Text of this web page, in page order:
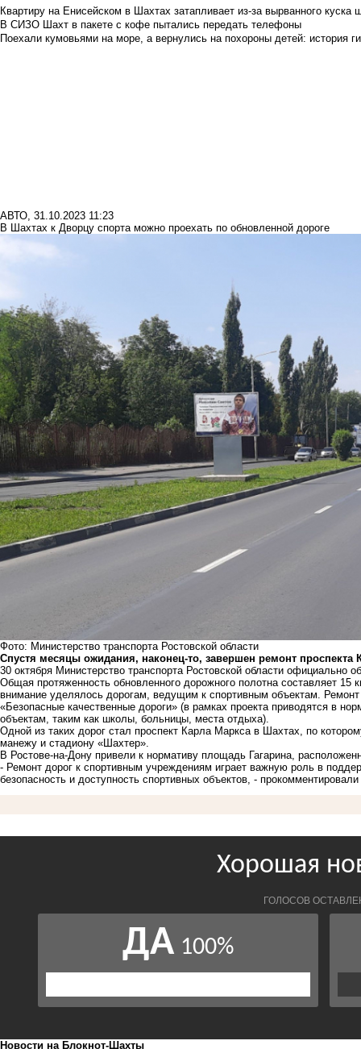
Квартиру на Енисейском в Шахтах затапливает из-за вырванного
В СИЗО Шахт в пакете с кофе пытались передать телефоны
Поехали кумовьями на море, а вернулись на похороны детей: история
АВТО, 31.10.2023 11:23
В Шахтах к Дворцу спорта можно проехать по обновленной дороге
Фото: Министерство транспорта Ростовской области
Спустя месяцы ожидания, наконец-то, завершен ремонт проспекта
30 октября Министерство транспорта Ростовской области официально
Общая протяженность обновленного дорожного полотна составляет 15
внимание уделялось дорогам, ведущим к спортивным объектам.
«Безопасные качественные дороги» (в рамках проекта приводятся в
объектам, таким как школы, больницы, места отдыха).
Одной из таких дорог стал проспект Карла Маркса в Шахтах, по
манежу и стадиону «Шахтер».
В Ростове-на-Дону привели к нормативу площадь Гагарина,
- Ремонт дорог к спортивным учреждениям играет важную роль в
безопасность и доступность спортивных объектов, -
Новости на Блoкнoт-Шахты